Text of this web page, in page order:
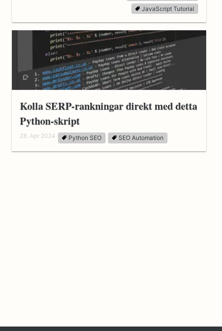
JavaScript Tutorial
Kolla SERP-rankningar direkt med detta
Python-skript
28. Apr 2024 Python SEO SEO Automation